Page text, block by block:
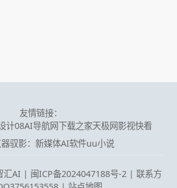
友情链接：
计08AI导航网下载之家天极网影视快看
驭影：新媒体AI软件uu小说
汇AI | 闽ICP备2024047188号-2 | 联系方